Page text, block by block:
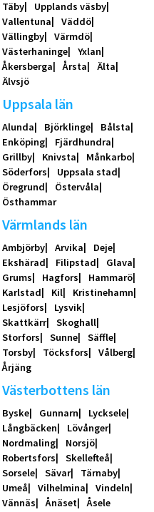
Täby
Upplands väsby
Vallentuna
Väddö
Vällingby
Värmdö
Västerhaninge
Yxlan
Åkersberga
Årsta
Älta
Älvsjö
Uppsala län
Alunda Björklinge
Bålsta
Enköping
Fjärdhundra
Grillby
Knivsta
Månkarbo
Söderfors
Uppsala stad
Öregrund
Östervåla
Östhammar
Värmlands län
Ambjörby Arvika
Deje
Ekshärad
Filipstad
Glava
Grums
Hagfors
Hammarö
Karlstad
Kil
Kristinehamn
Lesjöfors
Lysvik
Skattkärr
Skoghall
Storfors
Sunne
Säffle
Torsby
Töcksfors
Vålberg
Årjäng
Västerbottens län
Byske Gunnarn
Lycksele
Långbäcken
Lövånger
Nordmaling
Norsjö
Robertsfors
Skellefteå
Sorsele
Sävar
Tärnaby
Umeå
Vilhelmina
Vindeln
Vännäs
Ånäset Åsele